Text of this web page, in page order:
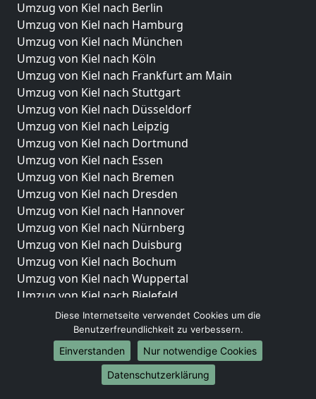
Umzug von Kiel nach Berlin
Umzug von Kiel nach Hamburg
Umzug von Kiel nach München
Umzug von Kiel nach Köln
Umzug von Kiel nach Frankfurt am Main
Umzug von Kiel nach Stuttgart
Umzug von Kiel nach Düsseldorf
Umzug von Kiel nach Leipzig
Umzug von Kiel nach Dortmund
Umzug von Kiel nach Essen
Umzug von Kiel nach Bremen
Umzug von Kiel nach Dresden
Umzug von Kiel nach Hannover
Umzug von Kiel nach Nürnberg
Umzug von Kiel nach Duisburg
Umzug von Kiel nach Bochum
Umzug von Kiel nach Wuppertal
Umzug von Kiel nach Bielefeld
Umzug von Kiel nach Bonn
Umzug von Kiel nach Münster
Internationale-Umzüge
Umzug von Kiel nach Brasilien
Diese Internetseite verwendet Cookies um die
Benutzerfreundlichkeit zu verbessern.
Einverstanden
Nur notwendige Cookies
Datenschutzerklärung